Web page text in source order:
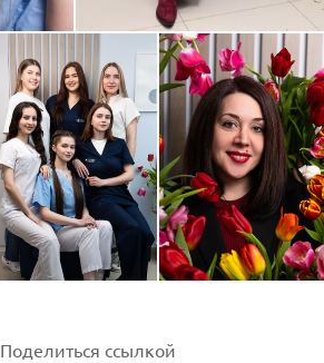
Поделиться ссылкой